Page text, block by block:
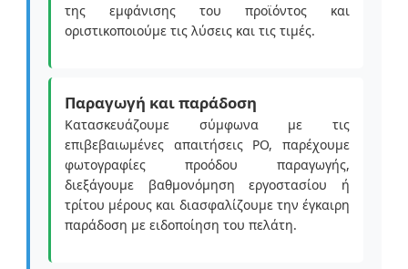
της εμφάνισης του προϊόντος και
οριστικοποιούμε τις λύσεις και τις τιμές.
Παραγωγή και παράδοση
Κατασκευάζουμε σύμφωνα με τις
επιβεβαιωμένες απαιτήσεις PO, παρέχουμε
φωτογραφίες προόδου παραγωγής,
διεξάγουμε βαθμονόμηση εργοστασίου ή
τρίτου μέρους και διασφαλίζουμε την έγκαιρη
παράδοση με ειδοποίηση του πελάτη.